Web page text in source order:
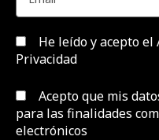
He leído y acepto el
Privacidad
Acepto que mis
para las finalidades
electrónicos